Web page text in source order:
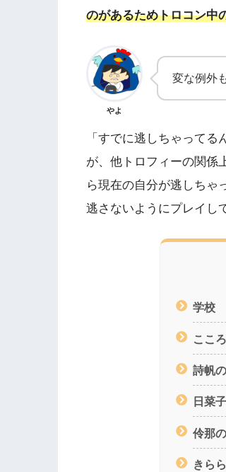
のがあるためトロコン中
やよ
変な例外
「すでに逃しちゃって
が、他トロフィーの関係
ら現在の自分が逃しちゃ
逃さないようにプレイし
学校
ここ
詩帆
日菜
伶那
きら